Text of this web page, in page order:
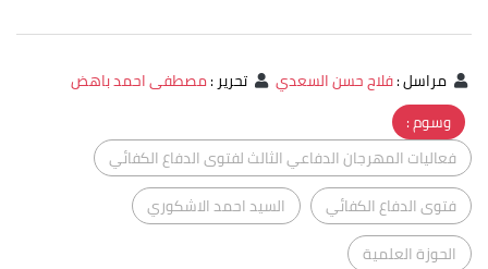
مراسل:فلاح حسن السعدي تحرير:مصطفى احمد باهض
وسوم :
فعاليات المهرجان الدفاعي الثالث لفتوى الدفاع الكفائي
فتوى الدفاع الكفائي
السيد احمد الاشكوري
الحوزة العلمية